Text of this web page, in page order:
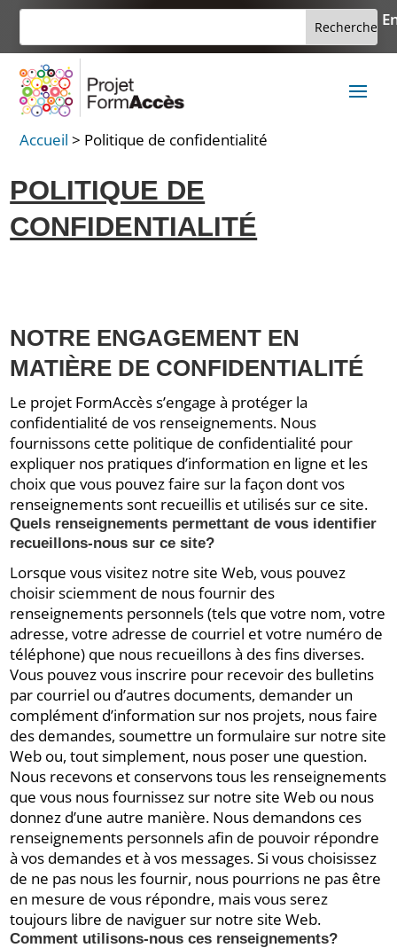
Skip
content
Accueil > Politique de confidentialité
POLITIQUE DE
CONFIDENTIALITÉ
NOTRE ENGAGEMENT EN
MATIÈRE DE CONFIDENTIALITÉ
Le projet FormAccès s’engage à protéger la
confidentialité de vos renseignements. Nous
fournissons cette politique de confidentialité pour
expliquer nos pratiques d’information en ligne et les
choix que vous pouvez faire sur la façon dont vos
renseignements sont recueillis et utilisés sur ce site.
Quels renseignements permettant de vous identifier
recueillons-nous sur ce site?
Lorsque vous visitez notre site Web, vous pouvez
choisir sciemment de nous fournir des
renseignements personnels (tels que votre nom, votre
adresse, votre adresse de courriel et votre numéro de
téléphone) que nous recueillons à des fins diverses.
Vous pouvez vous inscrire pour recevoir des bulletins
par courriel ou d’autres documents, demander un
complément d’information sur nos projets, nous faire
des demandes, soumettre un formulaire sur notre site
Web ou, tout simplement, nous poser une question.
Nous recevons et conservons tous les renseignements
que vous nous fournissez sur notre site Web ou nous
donnez d’une autre manière. Nous demandons ces
renseignements personnels afin de pouvoir répondre
à vos demandes et à vos messages. Si vous choisissez
de ne pas nous les fournir, nous pourrions ne pas être
en mesure de vous répondre, mais vous serez
toujours libre de naviguer sur notre site Web.
Comment utilisons-nous ces renseignements?